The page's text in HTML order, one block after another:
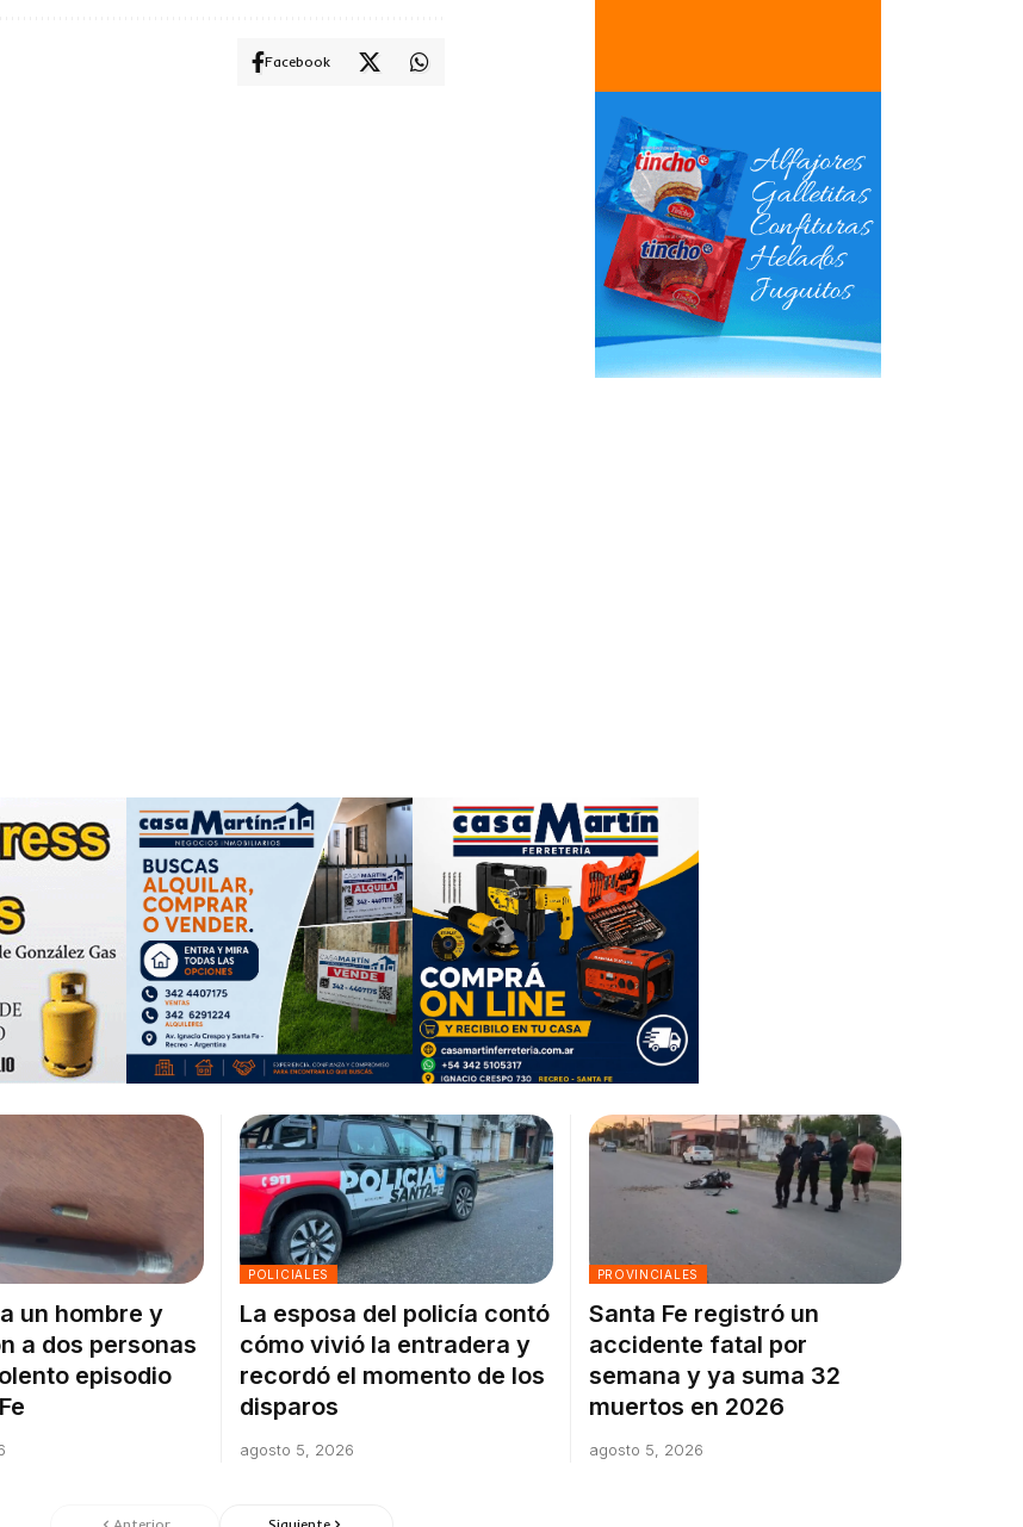
Facebook
un hombre y
a dos personas
episodio
POLICIALES
La esposa del policía contó
cómo vivió la entradera y
recordó el momento de los
disparos
agosto 5, 2026
PROVINCIALES
Santa Fe registró un
accidente fatal por
semana y ya suma 32
muertos en 2026
agosto 5, 2026